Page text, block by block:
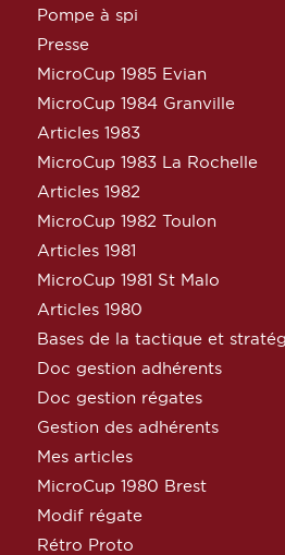
Pompe à spi
Presse
MicroCup 1985 Evian
MicroCup 1984 Granville
Articles 1983
MicroCup 1983 La Rochelle
Articles 1982
MicroCup 1982 Toulon
Articles 1981
MicroCup 1981 St Malo
Articles 1980
Bases de la tactique et
Doc gestion adhérents
Doc gestion régates
Gestion des adhérents
Mes articles
MicroCup 1980 Brest
Modif régate
Rétro Proto